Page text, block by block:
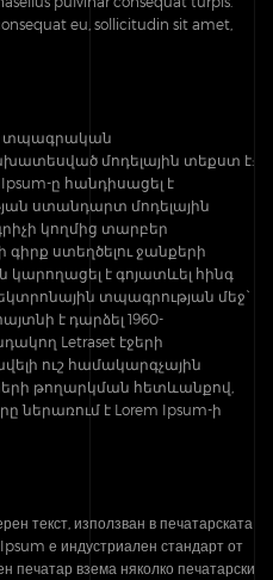
eu, sollicitudin sit amet,
տպագրական
մոդելային տեքստ է:
ը հանդիսացել է
ստանդարտ մոդելային
կողմից տարբեր
ստեղծելու ջանքերի
կարողացել է գոյատևել հինգ
տպագրության մեջ`
է դարձել 1960-
Letraset էջերի
ուշ համակարգչային
թողարկման հետևանքով,
ներառում է Lorem Ipsum-ի
текст, използван в печатарската
е индустриален стандарт от
печатар взема няколко печатарски